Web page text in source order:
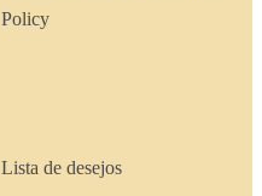
Policy
Lista de desejos